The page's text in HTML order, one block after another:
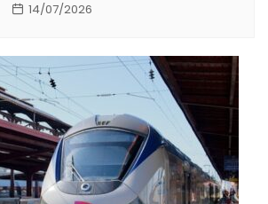
14/07/2026